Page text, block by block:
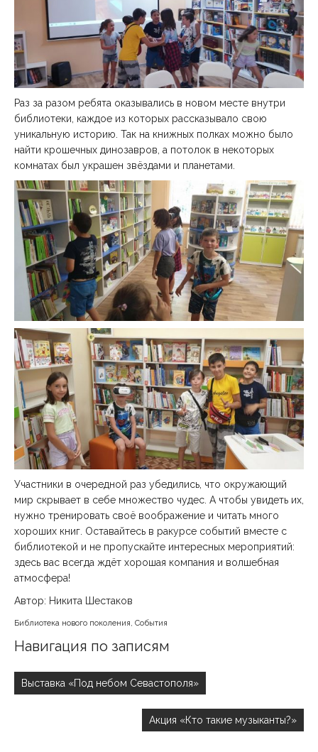
Раз за разом ребята оказывались в новом месте внутри
библиотеки, каждое из которых рассказывало свою
уникальную историю. Так на книжных полках можно было
найти крошечных динозавров, а потолок в некоторых
комнатах был украшен звёздами и планетами.
Участники в очередной раз убедились, что окружающий
мир скрывает в себе множество чудес. А чтобы увидеть их,
нужно тренировать своё воображение и читать много
хороших книг. Оставайтесь в ракурсе событий вместе с
библиотекой и не пропускайте интересных мероприятий:
здесь вас всегда ждёт хорошая компания и волшебная
атмосфера!
Автор: Никита Шестаков
Библиотека нового поколения, События
Навигация по записям
Выставка «Под небом Севастополя»
Акция «Кто такие музыканты?»